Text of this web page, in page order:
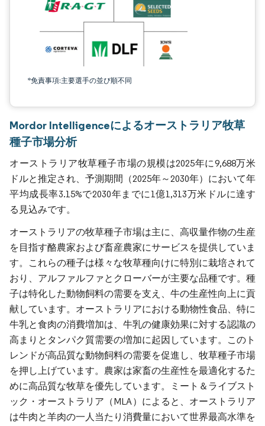
*免責事項:主要選手の並び順不同
Mordor Intelligenceによるオーストラリア牧草
種子市場分析
オーストラリア牧草種子市場の規模は2025年に9,688万米
ドルと推定され、予測期間（2025年～2030年）において年
平均成長率3.15%で2030年までに1億1,313万米ドルに達す
る見込みです。
オーストラリアの牧草種子市場は主に、高収量作物の生産
を目指す酪農家および畜産農家にサービスを提供していま
す。これらの種子は様々な牧草種向けに特別に栽培されて
おり、アルファルファとクローバーが主要な品種です。種
子は特化した動物飼料の需要を支え、牛の生産性向上に貢
献しています。オーストラリアにおける動物性食品、特に
牛乳と食肉の消費増加は、牛乳の健康効果に対する認識の
高まりとタンパク質需要の増加に起因しています。このト
レンドが高品質な動物飼料の需要を促進し、牧草種子市場
を押し上げています。農家は家畜の生産性を最適化するた
めに高品質な牧草を優先しています。ミート＆ライブスト
ック・オーストラリア（MLA）によると、オーストラリア
は牛肉と羊肉の一人当たり消費量において世界最高水準を